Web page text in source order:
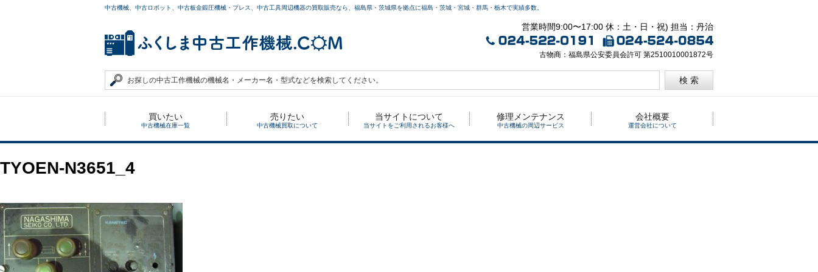
中古機械、中古ロボット、中古板金鍛圧機械・プレス、中古工具周辺機器の買取販売なら、福島県・茨城県を拠点に福島・茨城・宮城・群馬・栃木で実績多数。
営業時間9:00〜17:00 休：土・日・祝) 担当：丹治
古物商：福島県公安委員会許可 第2510010001872号
検 索
買いたい
中古機械在庫一覧
売りたい
中古機械買取について
当サイトについて
当サイトをご利用されるお客様へ
修理メンテナンス
中古機械の周辺サービス
会社概要
運営会社について
TYOEN-N3651_4